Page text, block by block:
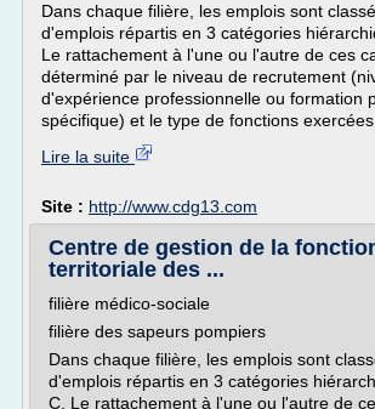
Dans chaque filière, les emplois sont
d'emplois répartis en 3 catégories
Le rattachement à l'une ou l'autre de ces
déterminé par le niveau de recrutement
d'expérience professionnelle ou formation
spécifique) et le type de fonctions
Lire la suite
Site : http://www.cdg13.com
Centre de gestion de la
territoriale des ...
filière médico-sociale
filière des sapeurs pompiers
Dans chaque filière, les emplois sont
d'emplois répartis en 3 catégories
C. Le rattachement à l'une ou l'autre de